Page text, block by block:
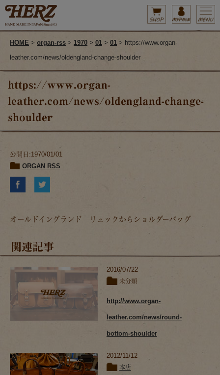
HOME > organ-rss > 1970 > 01 > 01 > https://www.organ-
leather.com/news/oldengland-change-shoulder
https://www.organ-
leather.com/news/oldengland-change-
shoulder
公開日:1970/01/01
ORGAN RSS
オールドイングランド リュックからショルダーバッグ
関連記事
2016/07/22
未分類
http://www.organ-
leather.com/news/round-
bottom-shoulder
2012/11/12
本店